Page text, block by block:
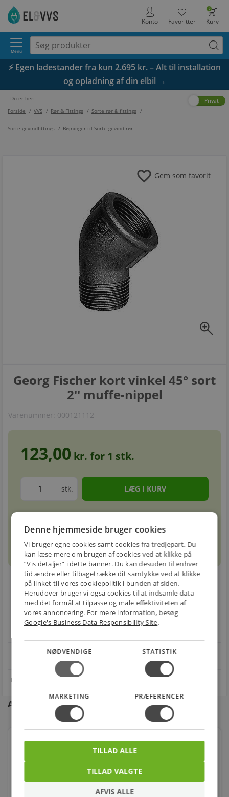
0
Kurv
Favoritter
Konto
Menu
⚡ Egen ladestander fra kun 2.695 kr. – Alt til installation
og opladning af din elbil →
Du er her:
Forside / VVS / Rør & Fittings / Sorte rør & fittings /
Sorte gevindfittings / Bøjninger til Sorte gevind rør
Privat
zoom_in
favorite Gem som favorit
Georg Fischer kort vinkel 45° sort
2'' muffe-nippel
Varenummer: 000121112
123,00 kr. for 1 stk.
stk.
sell Prismatchinfo
E-MÆRKET
Handle trygt hos
os
local_shipping
BILLIG
FRAGT
restart_alt
30 DAGES
4.1 på Trustpilot 11,691 anmeldelser
Andre kunder købte også
Georg Fischer vinkel 90° sort 1/2'' muffe-muffe
6,00 kr.
Denne hjemmeside bruger cookies
Vi bruger egne cookies samt cookies fra tredjepart. Du
kan læse mere om brugen af cookies ved at klikke på
”Vis detaljer” i dette banner. Du kan desuden til enhver
tid ændre eller tilbagetrække dit samtykke ved at klikke
på linket til vores cookiepolitik i bunden af siden.
Herudover bruger vi også cookies til at indsamle data
med det formål at tilpasse og måle effektiviteten af
vores annoncering. For mere information, besøg
Google's Business Data Responsibility Site.
NØDVENDIGE STATISTIK
MARKETING PRÆFERENCER
TILLAD VALGTE
TILLAD ALLE
AFVIS ALLE